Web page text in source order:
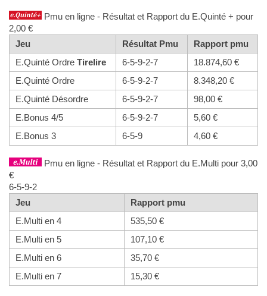
Pmu en ligne - Résultat et Rapport du E.Quinté + pour
2,00 €
Jeu
Résultat Pmu
Rapport pmu
E.Quinté OrdreTirelire 6-5-9-2-7
18.874,60 €
E.Quinté Ordre
6-5-9-2-7
8.348,20 €
E.Quinté Désordre
6-5-9-2-7
98,00 €
E.Bonus 4/5
6-5-9-2-7
5,60 €
E.Bonus 3
6-5-9 4,60 €
Pmu en ligne - Résultat et Rapport du E.Multi pour 3,00
€
6-5-9-2
Jeu
Rapport pmu
E.Multi en 4
535,50 €
E.Multi en 5
107,10 €
E.Multi en 6
35,70 €
E.Multi en 7
15,30 €